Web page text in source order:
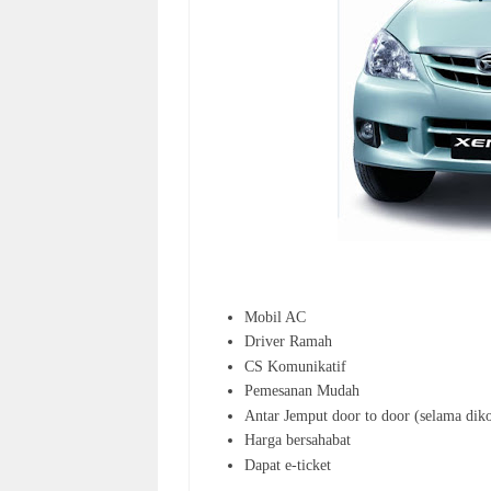
Mobil AC
Driver Ramah
CS Komunikatif
Pemesanan Mudah
Antar Jemput door to door (selama
Harga bersahabat
Dapat e-ticket